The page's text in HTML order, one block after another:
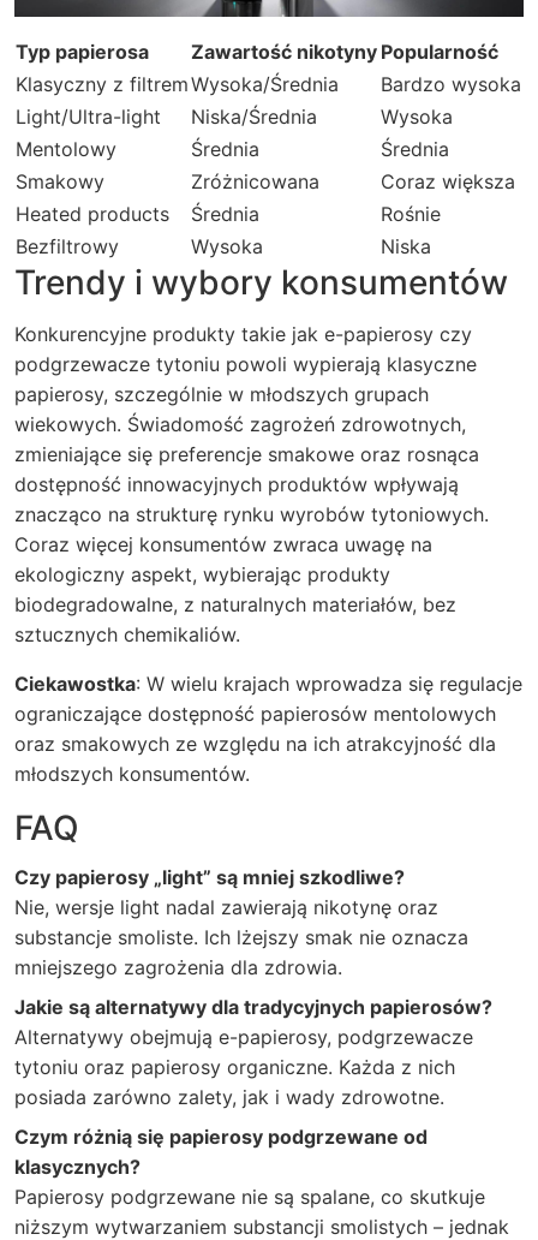
Typ papierosa Zawartość nikotyny Popularność
Klasyczny z filtremWysoka/Średnia
Bardzo wysoka
Light/Ultra-light
Niska/Średnia
Wysoka
Mentolowy
Średnia
Średnia
Smakowy
Zróżnicowana
Coraz większa
Heated products
Średnia
Rośnie
Bezfiltrowy
Wysoka Niska
Trendy i wybory konsumentów
Konkurencyjne produkty takie jak e-papierosy czy
podgrzewacze tytoniu powoli wypierają klasyczne
papierosy, szczególnie w młodszych grupach
wiekowych. Świadomość zagrożeń zdrowotnych,
zmieniające się preferencje smakowe oraz rosnąca
dostępność innowacyjnych produktów wpływają
znacząco na strukturę rynku wyrobów tytoniowych.
Coraz więcej konsumentów zwraca uwagę na
ekologiczny aspekt, wybierając produkty
biodegradowalne, z naturalnych materiałów, bez
sztucznych chemikaliów.
Ciekawostka: W wielu krajach wprowadza się regulacje
ograniczające dostępność papierosów mentolowych
oraz smakowych ze względu na ich atrakcyjność dla
młodszych konsumentów.
FAQ
Czy papierosy „light” są mniej szkodliwe?
Nie, wersje light nadal zawierają nikotynę oraz
substancje smoliste. Ich lżejszy smak nie oznacza
mniejszego zagrożenia dla zdrowia.
Jakie są alternatywy dla tradycyjnych papierosów?
Alternatywy obejmują e-papierosy, podgrzewacze
tytoniu oraz papierosy organiczne. Każda z nich
posiada zarówno zalety, jak i wady zdrowotne.
Czym różnią się papierosy podgrzewane od
klasycznych?
Papierosy podgrzewane nie są spalane, co skutkuje
niższym wytwarzaniem substancji smolistych – jednak